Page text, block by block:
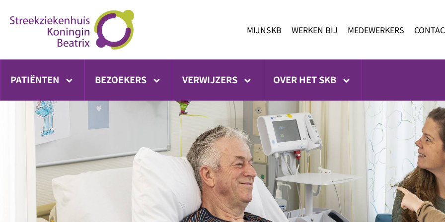
direct
MIJNSKB WERKEN BIJ MEDEWERKERS
PATIËNTEN BEZOEKERS VERWIJZERS OVER HET SKB